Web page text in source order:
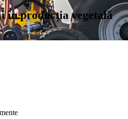
în producția vegetală